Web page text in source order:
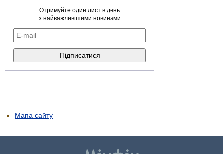
Отримуйте один лист в день
з найважливішими новинами
Мапа сайту